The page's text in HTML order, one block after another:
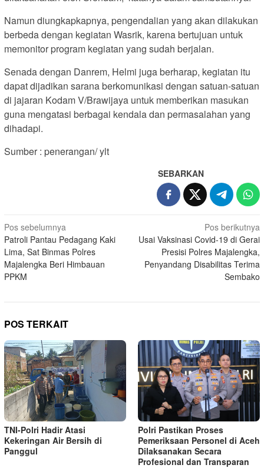
Namun diungkapkapnya, pengendalian yang akan dilakukan
berbeda dengan kegiatan Wasrik, karena bertujuan untuk
memonitor program kegiatan yang sudah berjalan.
Senada dengan Danrem, Helmi juga berharap, kegiatan itu
dapat dijadikan sarana berkomunikasi dengan satuan-satuan
di jajaran Kodam V/Brawijaya untuk memberikan masukan
guna mengatasi berbagai kendala dan permasalahan yang
dihadapi.
Sumber : penerangan/ ylt
SEBARKAN
Navigasi
pos
Pos sebelumnya
Patroli Pantau Pedagang Kaki
Lima, Sat Binmas Polres
Majalengka Beri Himbauan
PPKM
Pos berikutnya
Usai Vaksinasi Covid-19 di Gerai
Presisi Polres Majalengka,
Penyandang Disabilitas Terima
Sembako
POS TERKAIT
TNI-Polri Hadir Atasi
Kekeringan Air Bersih di
Panggul
Polri Pastikan Proses
Pemeriksaan Personel di Aceh
Dilaksanakan Secara
Profesional dan Transparan